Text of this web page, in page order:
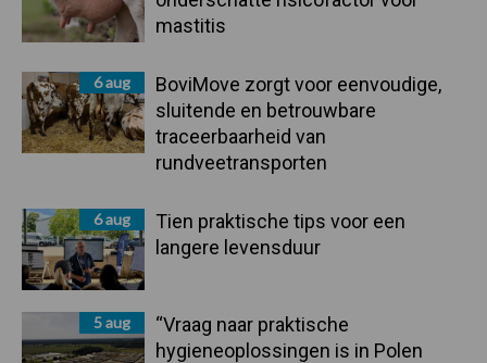
mastitis
6 aug
BoviMove zorgt voor eenvoudige,
sluitende en betrouwbare
traceerbaarheid van
rundveetransporten
6 aug
Tien praktische tips voor een
langere levensduur
5 aug
“Vraag naar praktische
hygieneoplossingen is in Polen